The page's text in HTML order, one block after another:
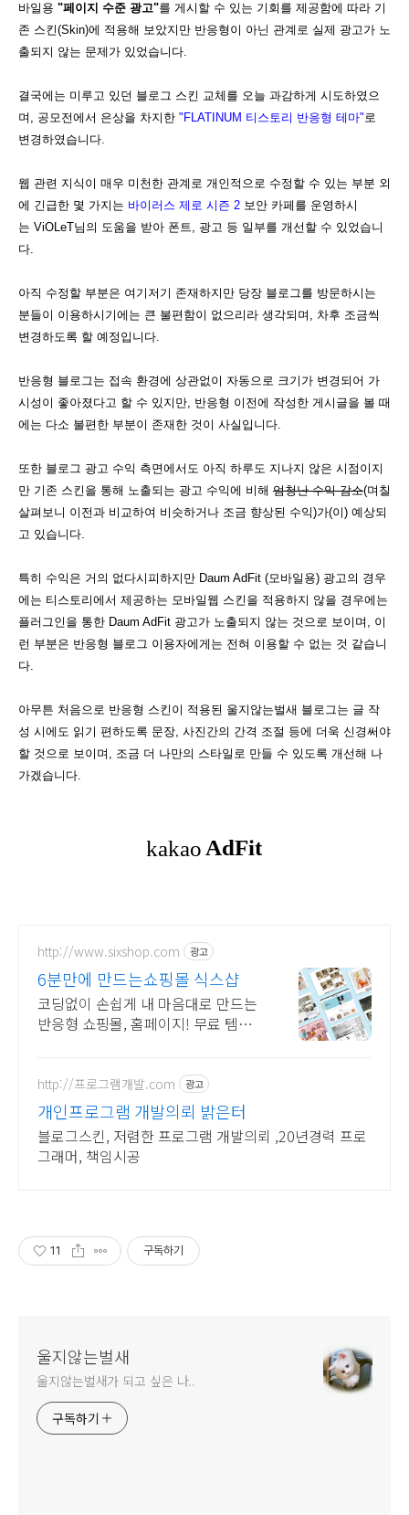
바일용 "페이지 수준 광고"를 게시할 수 있는 기회를 제공함에 따라 기
존 스킨(Skin)에 적용해 보았지만 반응형이 아닌 관계로 실제 광고가 노
출되지 않는 문제가 있었습니다.
결국에는 미루고 있던 블로그 스킨 교체를 오늘 과감하게 시도하였으
며, 공모전에서 은상을 차지한 " FLATINUM 티스토리 반응형 테마"로
변경하였습니다.
웹 관련 지식이 매우 미천한 관계로 개인적으로 수정할 수 있는 부분 외
에 긴급한 몇 가지는 바이러스 제로 시즌 2 보안 카페를 운영하시
는 ViOLeT님의 도움을 받아 폰트, 광고 등 일부를 개선할 수 있었습니
다.
아직 수정할 부분은 여기저기 존재하지만 당장 블로그를 방문하시는
분들이 이용하시기에는 큰 불편함이 없으리라 생각되며, 차후 조금씩
변경하도록 할 예정입니다.
반응형 블로그는 접속 환경에 상관없이 자동으로 크기가 변경되어 가
시성이 좋아졌다고 할 수 있지만, 반응형 이전에 작성한 게시글을 볼 때
에는 다소 불편한 부분이 존재한 것이 사실입니다.
또한 블로그 광고 수익 측면에서도 아직 하루도 지나지 않은 시점이지
만 기존 스킨을 통해 노출되는 광고 수익에 비해 엄청난 수익 감소(며칠
살펴보니 이전과 비교하여 비슷하거나 조금 향상된 수익)가(이) 예상되
고 있습니다.
특히 수익은 거의 없다시피하지만 Daum AdFit (모바일용) 광고의 경우
에는 티스토리에서 제공하는 모바일웹 스킨을 적용하지 않을 경우에는
플러그인을 통한 Daum AdFit 광고가 노출되지 않는 것으로 보이며, 이
런 부분은 반응형 블로그 이용자에게는 전혀 이용할 수 없는 것 같습니
다.
아무튼 처음으로 반응형 스킨이 적용된 울지않는벌새 블로그는 글 작
성 시에도 읽기 편하도록 문장, 사진간의 간격 조절 등에 더욱 신경써야
할 것으로 보이며, 조금 더 나만의 스타일로 만들 수 있도록 개선해 나
가겠습니다.
http://www.sixshop.com 광고
6분만에 만드는쇼핑몰 식스샵
코딩없이 손쉽게 내 마음대로 만드는
반응형 쇼핑몰, 홈페이지! 무료 템플
http://프로그램개발.com 광고
개인프로그램 개발의뢰 밝은터
블로그스킨, 저렴한 프로그램 개발의뢰 ,20년경력 프로
그래머, 책임시공
11 구독하기
울지않는벌새
울지않는벌새가 되고 싶은 나..
구독하기